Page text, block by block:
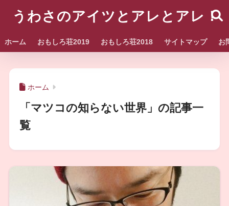
うわさのアイツとアレとアレ！
ホーム おもしろ荘2019 おもしろ荘2018 サイトマップ お
ホーム
「マツコの知らない世界」の記事一
覧